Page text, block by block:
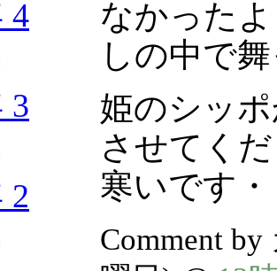
4
3
2
なかった
しの中で
姫のシッ
させてく
寒いです
Comment